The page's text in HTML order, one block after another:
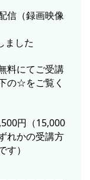
信（録画映像
ました
料にてご受講
の☆をご覧く
円（15,000
れかの受講方
す）